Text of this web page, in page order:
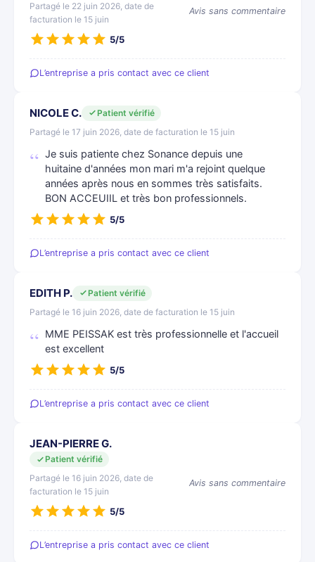
Partagé le 22 juin 2026, date de
facturation le 15 juin
Avis sans commentaire
5/5
L’entreprise a pris contact avec ce client
NICOLE C.
Patient vérifié
Partagé le 17 juin 2026, date de facturation le 15 juin
Je suis patiente chez Sonance depuis une
huitaine d'années mon mari m'a rejoint quelque
années après nous en sommes très satisfaits.
BON ACCEUIIL et très bon professionnels.
5/5
L’entreprise a pris contact avec ce client
EDITH P.
Patient vérifié
Partagé le 16 juin 2026, date de facturation le 15 juin
MME PEISSAK est très professionnelle et l'accueil
est excellent
5/5
L’entreprise a pris contact avec ce client
JEAN-PIERRE G.
Patient vérifié
Partagé le 16 juin 2026, date de
facturation le 15 juin
Avis sans commentaire
5/5
L’entreprise a pris contact avec ce client